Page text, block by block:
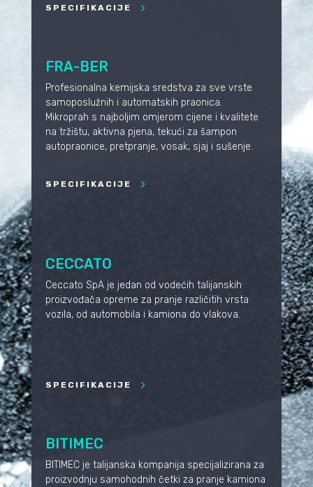
SPECIFIKACIJE
FRA-BER
Profesionalna kemijska sredstva za sve vrste
samoposlužnih i automatskih praonica.
Mikroprah s najboljim omjerom cijene i kvalitete
na tržištu, aktivna pjena, tekući za šampon
autopraonice, pretpranje, vosak, sjaj i sušenje.
SPECIFIKACIJE
CECCATO
Ceccato SpA je jedan od vodećih talijanskih
proizvođača opreme za pranje različitih vrsta
vozila, od automobila i kamiona do vlakova.
SPECIFIKACIJE
BITIMEC
BITIMEC je talijanska kompanija specijalizirana za
proizvodnju samohodnih četki za pranje kamiona